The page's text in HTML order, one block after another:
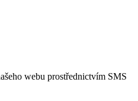
webu prostřednictvím SMS